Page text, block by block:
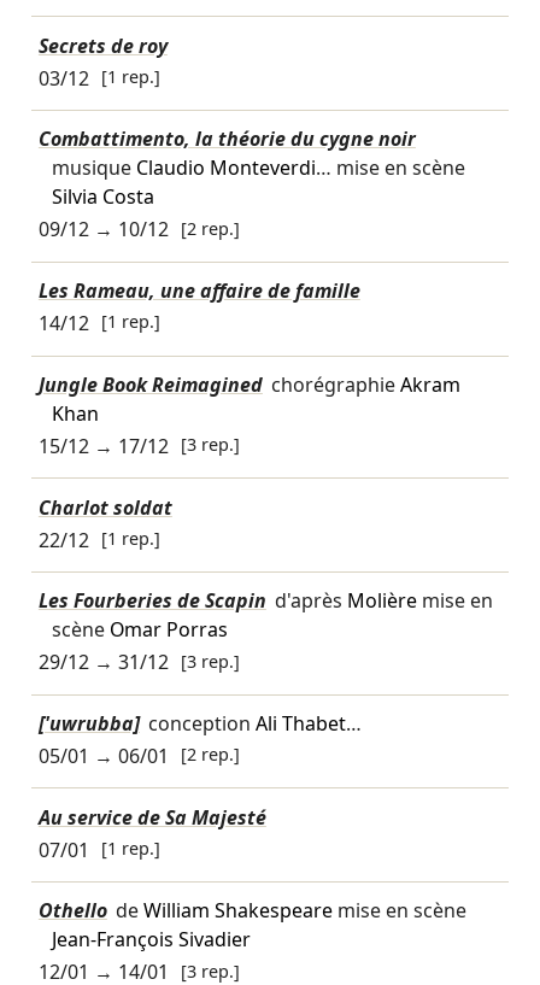
Secrets de roy
03/12 [1 rep.]
Combattimento, la théorie du cygne noir
musique Claudio Monteverdi… mise en scène
Silvia Costa
09/12→ 10/12 [2 rep.]
Les Rameau, une affaire de famille
14/12 [1 rep.]
Jungle Book Reimagined chorégraphieAkram
Khan
15/12→ 17/12 [3 rep.]
Charlot soldat
22/12 [1 rep.]
Les Fourberies de Scapin d'après Molièremise en
scène Omar Porras
29/12→ 31/12 [3 rep.]
['uwrubba] conception Ali Thabet…
05/01 → 06/01 [2 rep.]
Au service de Sa Majesté
07/01
[1 rep.]
Othello deWilliam Shakespearemise en scène
Jean-François Sivadier
12/01 → 14/01 [3 rep.]